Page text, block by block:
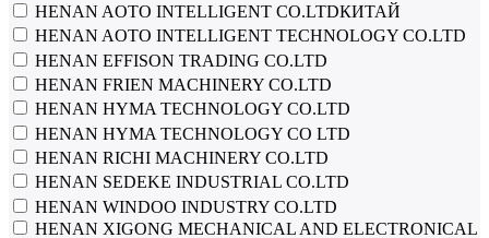
HENAN AOTO INTELLIGENT CO.LTDКИТАЙ
HENAN AOTO INTELLIGENT TECHNOLOGY CO.LTD
HENAN EFFISON TRADING CO.LTD
HENAN FRIEN MACHINERY CO.LTD
HENAN HYMA TECHNOLOGY CO.LTD
HENAN HYMA TECHNOLOGY CO LTD
HENAN RICHI MACHINERY CO.LTD
HENAN SEDEKE INDUSTRIAL CO.LTD
HENAN WINDOO INDUSTRY CO.LTD
HENAN XIGONG MECHANICAL AND ELECTRONICAL